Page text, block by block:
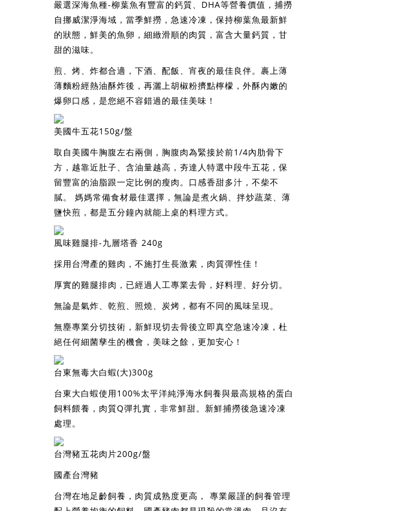
嚴選深海魚種-柳葉魚有豐富的鈣質、DHA等營養價值，捕撈
自挪威潔淨海域，當季鮮撈，急速冷凍，保持柳葉魚最新鮮
的狀態，鮮美的魚卵，細緻滑順的肉質，富含大量鈣質，甘
甜的滋味。
煎、烤、炸都合適，下酒、配飯、宵夜的最佳良伴。裹上薄
薄麵粉經熱油酥炸後，再灑上胡椒粉擠點檸檬，外酥內嫩的
爆卵口感，是您絕不容錯過的最佳美味！
美國牛五花150g/盤
取自美國牛胸腹左右兩側，胸腹肉為緊接於前1/4內肋骨下
方，越靠近肚子、含油量越高，夯達人特選中段牛五花，保
留豐富的油脂跟一定比例的瘦肉。口感香甜多汁，不柴不
膩。 媽媽常備食材最佳選擇，無論是煮火鍋、拌炒蔬菜、薄
鹽快煎，都是五分鐘內就能上桌的料理方式。
風味雞腿排-九層塔香 240g
採用台灣產的雞肉，不施打生長激素，肉質彈性佳！
厚實的雞腿排肉，已經過人工專業去骨，好料理、好分切。
無論是氣炸、乾煎、照燒、炭烤，都有不同的風味呈現。
無塵專業分切技術，新鮮現切去骨後立即真空急速冷凍，杜
絕任何細菌孳生的機會，美味之餘，更加安心！
台東無毒大白蝦(大)300g
台東大白蝦使用100%太平洋純淨海水飼養與最高規格的蛋白
飼料餵養，肉質Q彈扎實，非常鮮甜。新鮮捕撈後急速冷凍
處理。
台灣豬五花肉片200g/盤
國產台灣豬
台灣在地足齡飼養，肉質成熟度更高， 專業嚴謹的飼養管理